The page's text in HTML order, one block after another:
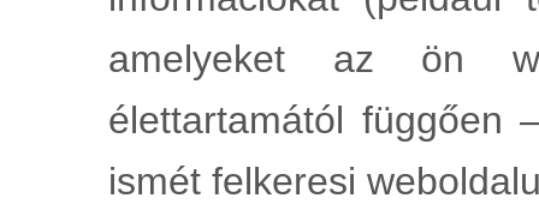
amelyeket az ön
élettartamától függően
ismét felkeresi